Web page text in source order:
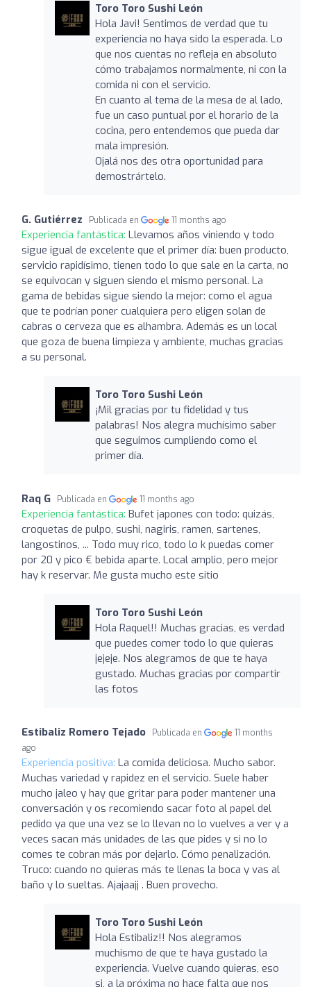
Toro Toro Sushi León
Hola Javi! Sentimos de verdad que tu
experiencia no haya sido la esperada. Lo
que nos cuentas no refleja en absoluto
cómo trabajamos normalmente, ni con la
comida ni con el servicio.
En cuanto al tema de la mesa de al lado,
fue un caso puntual por el horario de la
cocina, pero entendemos que pueda dar
mala impresión.
Ojalá nos des otra oportunidad para
demostrártelo.
G. Gutiérrez Publicada en 11 months ago
Experiencia fantástica: Llevamos años viniendo y todo
sigue igual de excelente que el primer día: buen producto,
servicio rapidísimo, tienen todo lo que sale en la carta, no
se equivocan y siguen siendo el mismo personal. La
gama de bebidas sigue siendo la mejor: como el agua
que te podrían poner cualquiera pero eligen solan de
cabras o cerveza que es alhambra. Además es un local
que goza de buena limpieza y ambiente, muchas gracias
a su personal.
Toro Toro Sushi León
¡Mil gracias por tu fidelidad y tus
palabras! Nos alegra muchísimo saber
que seguimos cumpliendo como el
primer día.
Raq G Publicada en 11 months ago
Experiencia fantástica: Bufet japones con todo: quizás,
croquetas de pulpo, sushi, nagiris, ramen, sartenes,
langostinos, ... Todo muy rico, todo lo k puedas comer
por 20 y pico € bebida aparte. Local amplio, pero mejor
hay k reservar. Me gusta mucho este sitio
Toro Toro Sushi León
Hola Raquel!! Muchas gracias, es verdad
que puedes comer todo lo que quieras
jejeje. Nos alegramos de que te haya
gustado. Muchas gracias por compartir
las fotos
Estibaliz Romero Tejado Publicada en
11 months
ago
Experiencia positiva: La comida deliciosa. Mucho sabor.
Muchas variedad y rapidez en el servicio. Suele haber
mucho jaleo y hay que gritar para poder mantener una
conversación y os recomiendo sacar foto al papel del
pedido ya que una vez se lo llevan no lo vuelves a ver y a
veces sacan más unidades de las que pides y si no lo
comes te cobran más por dejarlo. Cómo penalización.
Truco: cuando no quieras más te llenas la boca y vas al
baño y lo sueltas. Ajajaajj . Buen provecho.
Toro Toro Sushi León
Hola Estibaliz!! Nos alegramos
muchismo de que te haya gustado la
experiencia. Vuelve cuando quieras, eso
si, a la próxima no hace falta que nos